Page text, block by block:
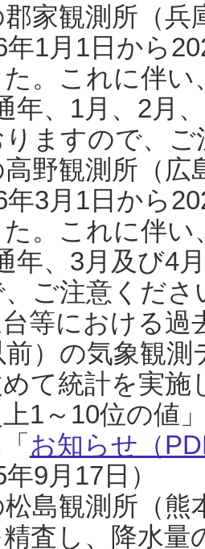
家観測所（
年1月1日から
。これに伴い
年、1月、2月
ますので、
野観測所（
年3月1日から
。これに伴い
年、3月及び4
ご注意くだ
等における過
前）の気象観
て統計を実
1～10位の値
お知らせ（
9月17日）
島観測所（熊
査し、降水